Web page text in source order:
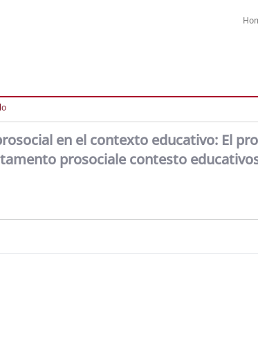
en el contexto educativo: El
prosociale contesto